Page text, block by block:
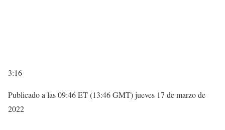
3:16
Publicado a las 09:46 ET (13:46 GMT) jueves 17 de marzo de
2022